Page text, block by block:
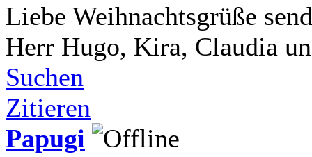
Liebe Weihnachtsgrüße
Herr Hugo, Kira, Claudia
Suchen
Zitieren
Papugi